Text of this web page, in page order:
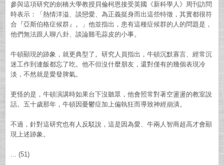
參與這項研究的劍橋大學教授貝倫柯恩接受英國《新科學人》周刊訪問
時表示：「熱情洋溢、談戀愛、為正義挺身而出這些特徵，其實都很符
合『亞斯伯格症候群』。」他並指出，患有這種症候群的人的問題是，
他們無法跟人聊八卦、談論雞毛蒜皮的小事。
牛頓顯現的跡象，就更典型了。研究人員指出，牛頓沉默寡言、經常沉
迷工作到連飯都忘了吃。他不但沒什麼朋友，還對僅有的幾個表現冷
淡，不然就是愛發脾氣。
更怪的是，牛頓演講時如果台下沒聽眾，他會照常對著空盪盪的教室說
話。五十歲那年，牛頓因憂鬱症加上偏執狂而導致神經崩潰。
不過，針對這研究也有人反駁說，這是因為愛、牛兩人智商超高才會顯
現上述跡象。
... (51)